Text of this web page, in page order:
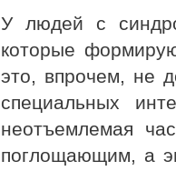
У людей с
которые
это, впрочем, не
специальных
неотъемлемая
поглощающим, а